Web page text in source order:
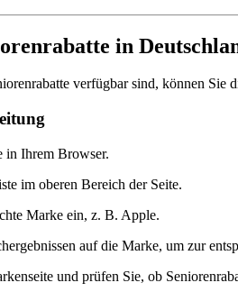
in
verfügbar sind, können Sie
in Ihrem Browser.
im oberen Bereich der Seite.
Marke ein, z. B. Apple.
auf die Marke, um zur
und prüfen Sie, ob